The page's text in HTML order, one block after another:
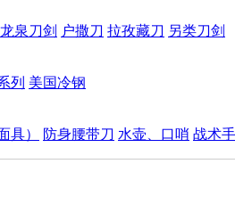
龙泉刀剑 户撒刀 拉孜藏刀 另类刀剑
列 美国冷钢
具） 防身腰带刀 水壶、口哨 战术